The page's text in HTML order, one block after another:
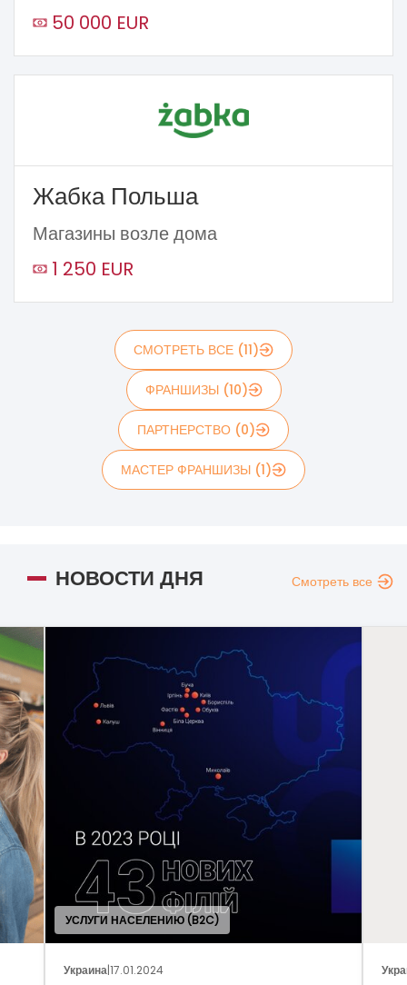
50 000 EUR
Жабка Польша
Магазины возле дома
1 250 EUR
СМОТРЕТЬ ВСЕ (11)
ФРАНШИЗЫ (10)
ПАРТНЕРСТВО (0)
МАСТЕР ФРАНШИЗЫ (1)
НОВОСТИ ДНЯ Смотреть все
УСЛУГИ НАСЕЛЕНИЮ (B2C)
17.01.2024